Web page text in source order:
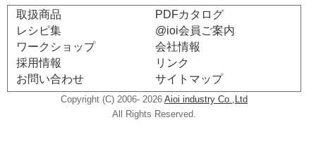
取扱商品
PDFカタログ
レシピ集
@ioi会員ご案内
ワークショップ
会社情報
採用情報
リンク
お問い合わせ
サイトマップ
Copyright (C) 2006- 2026Aioi industry Co.,Ltd
All Rights Reserved.